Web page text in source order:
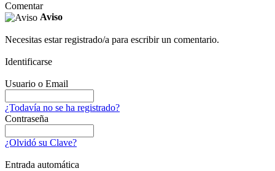
Comentar
Aviso
Necesitas estar registrado/a para escribir un comentario.
Identificarse
Usuario o Email
¿Todavía no se ha registrado?
Contraseña
¿Olvidó su Clave?
Entrada automática